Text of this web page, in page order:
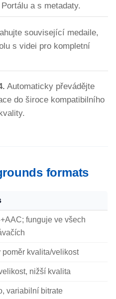
a s metadaty.
související medaile,
s videi pro kompletní
Automaticky převádějte
do široce kompatibilního
formats
funguje ve všech
poměr kvalita/velikost
nižší kvalita
variabilní bitrate